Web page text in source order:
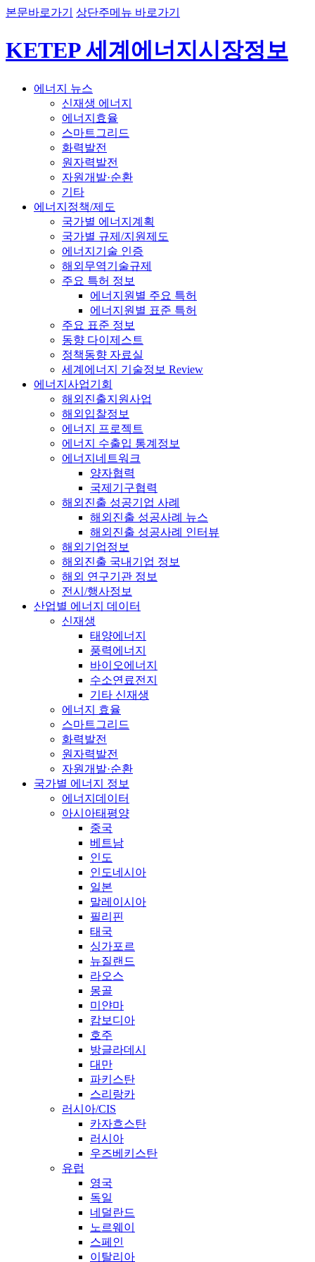
본문바로가기 상단주메뉴 바로가기
KETEP 세계에너지시장정보
에너지 뉴스
신재생 에너지
에너지효율
스마트그리드
화력발전
원자력발전
자원개발·순환
기타
에너지정책/제도
국가별 에너지계획
국가별 규제/지원제도
에너지기술 인증
해외무역기술규제
주요 특허 정보
에너지원별 주요 특허
에너지원별 표준 특허
주요 표준 정보
동향 다이제스트
정책동향 자료실
세계에너지 기술정보 Review
에너지사업기회
해외진출지원사업
해외입찰정보
에너지 프로젝트
에너지 수출입 통계정보
에너지네트워크
양자협력
국제기구협력
해외진출 성공기업 사례
해외진출 성공사례 뉴스
해외진출 성공사례 인터뷰
해외기업정보
해외진출 국내기업 정보
해외 연구기관 정보
전시/행사정보
산업별 에너지 데이터
신재생
태양에너지
풍력에너지
바이오에너지
수소연료전지
기타 신재생
에너지 효율
스마트그리드
화력발전
원자력발전
자원개발·순환
국가별 에너지 정보
에너지데이터
아시아태평양
중국
베트남
인도
인도네시아
일본
말레이시아
필리핀
태국
싱가포르
뉴질랜드
라오스
몽골
미얀마
캄보디아
호주
방글라데시
대만
파키스탄
스리랑카
러시아/CIS
카자흐스탄
러시아
우즈베키스탄
유럽
영국
독일
네덜란드
노르웨이
스페인
이탈리아